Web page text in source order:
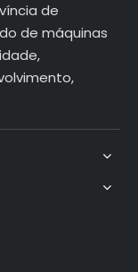
de
de máquinas